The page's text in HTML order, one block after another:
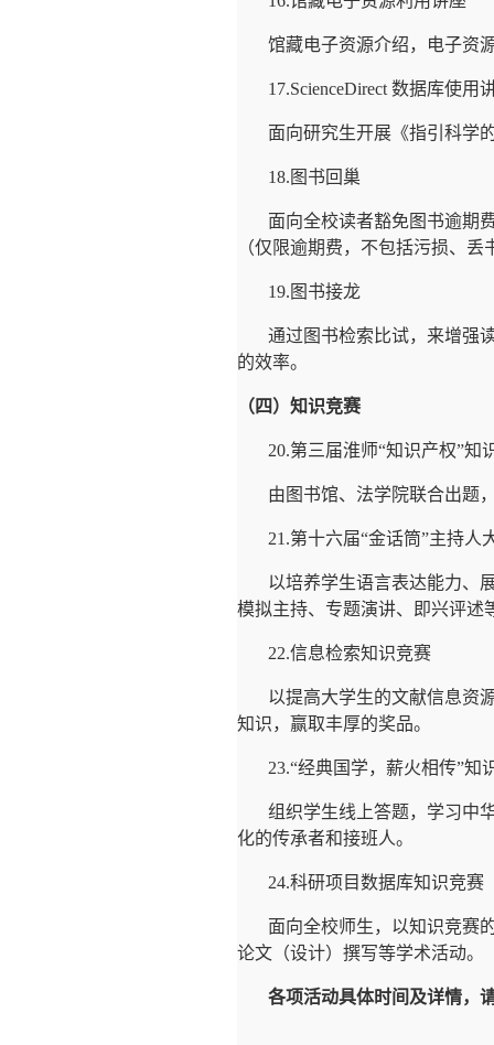
馆藏电子资源介绍，电子资
17.ScienceDirect 数据库使用
面向研究生开展《指引科
18. 图书回巢
面向全校读者豁免图书逾期
（仅限逾期费，不包括污损、丢
19. 图书接龙
通过图书检索比试，来增强
的效率。
（四）知识竞赛
20.第三届淮师“知识产权”知
由图书馆、法学院联合出题
21.第十六届“金话筒”主持人
以培养学生语言表达能力、
模拟主持、专题演讲、即兴评述
22.信息检索知识竞赛
以提高大学生的文献信息资
知识，赢取丰厚的奖品。
23.“经典国学，薪火相传”知
组织学生线上答题，学习中
化的传承者和接班人。
24.科研项目数据库知识竞赛
面向全校师生，以知识竞赛
论文（设计）撰写等学术活动。
各项活动具体时间及详情，